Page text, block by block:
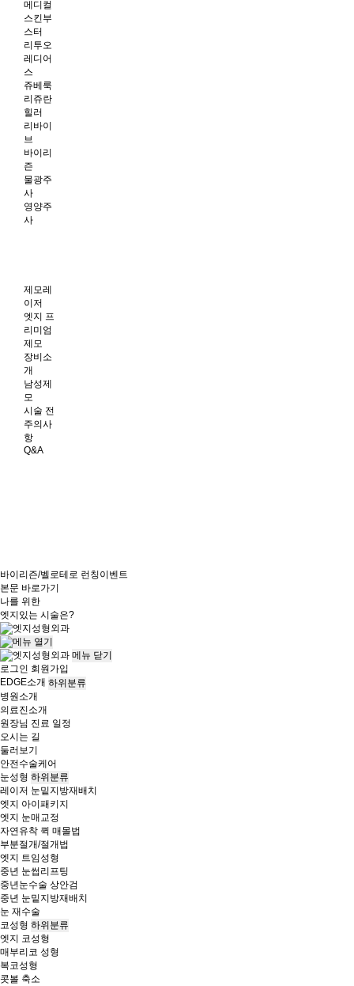
메디컬
스킨부
스터
리투오
레디어
스
쥬베룩
리쥬란
힐러
리바이
브
바이리
즌
물광주
사
영양주
사
제모레
이저
엣지 프
리미엄
제모
장비소
개
남성제
모
시술 전
주의사
항
Q&A
바이리즌/벨로테로 런칭이벤트
본문 바로가기
나를 위한
엣지 있는 시술은?
메뉴 닫기
로그인 회원가입
EDGE소개 하위분류
병원소개
의료진소개
원장님 진료 일정
오시는 길
둘러보기
안전수술케어
눈성형 하위분류
레이저 눈밑지방재배치
엣지 아이패키지
엣지 눈매교정
자연유착 퀵 매몰법
부분절개/절개법
엣지 트임성형
중년 눈썹리프팅
중년눈수술 상안검
중년 눈밑지방재배치
눈 재수술
코성형 하위분류
엣지 코성형
매부리코 성형
복코성형
콧볼 축소